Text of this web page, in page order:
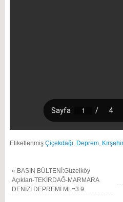
Etiketlenmiş Çiçekdağı, Deprem, Kırşehir
« BASIN BÜLTENİ:Güzelköy
Açıkları-TEKİRDAĞ-MARMARA
DENİZİ DEPREMİ ML=3.9